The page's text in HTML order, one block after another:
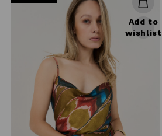
Add to
wishlist